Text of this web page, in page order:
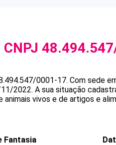
CNPJ
0001-17. Com sede
2022. A sua situação
vivos e de artigos e
Fantasia